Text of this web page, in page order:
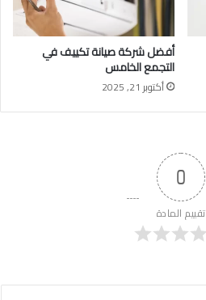
أفضل شركة صيانة تكييف في
التجمع الخامس
أكتوبر 21, 2025
0
تقييم المادة